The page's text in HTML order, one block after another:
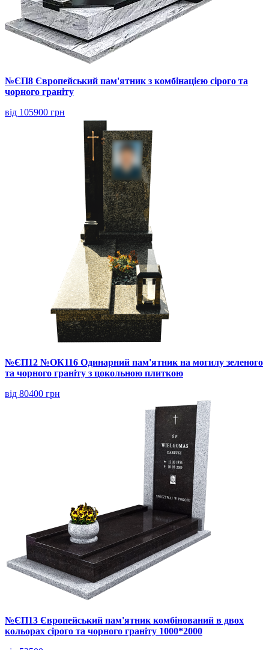
№ЄП8 Європейський пам'ятник з комбінацією сірого та
чорного граніту
від 105900 грн
№ЄП12 №ОК116 Одинарний пам'ятник на могилу зеленого
та чорного граніту з цокольною плиткою
від 80400 грн
№ЄП13 Європейський пам'ятник комбінований в двох
кольорах сірого та чорного граніту 1000*2000